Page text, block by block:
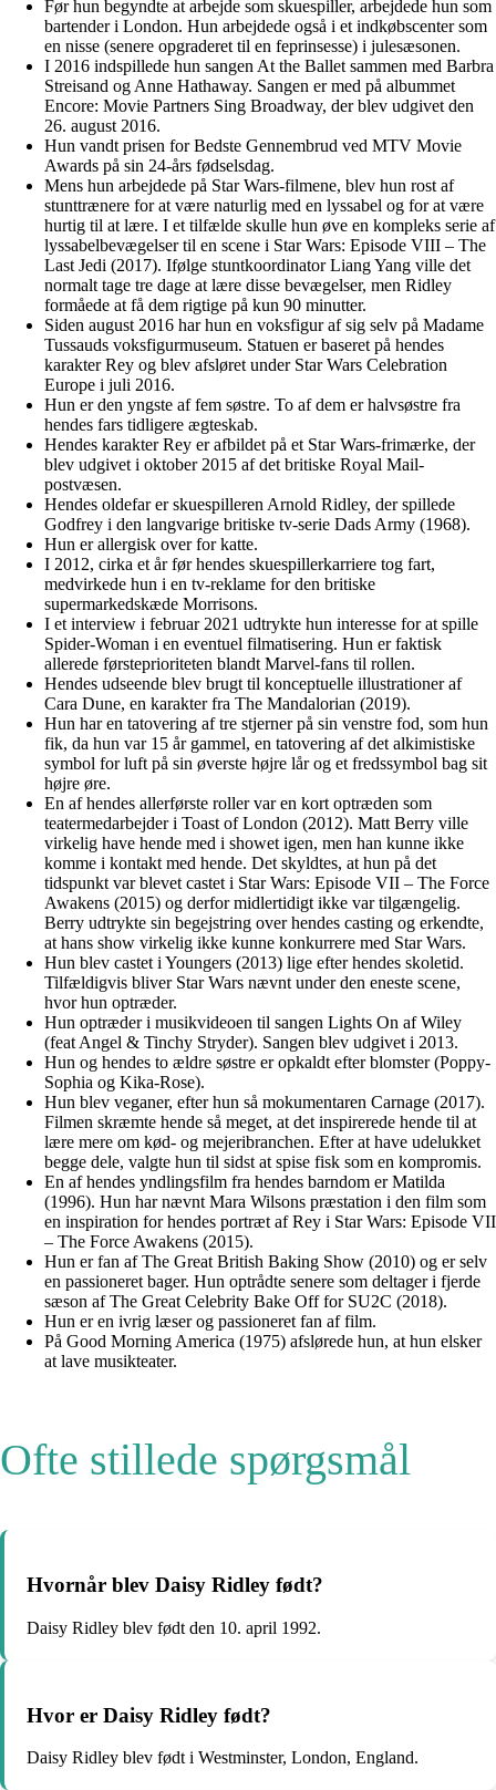
Før hun begyndte at arbejde som skuespiller, arbejdede hun som
bartender i London. Hun arbejdede også i et indkøbscenter som
en nisse (senere opgraderet til en feprinsesse) i julesæsonen.
I 2016 indspillede hun sangen At the Ballet sammen med Barbra
Streisand og Anne Hathaway. Sangen er med på albummet
Encore: Movie Partners Sing Broadway, der blev udgivet den
26. august 2016.
Hun vandt prisen for Bedste Gennembrud ved MTV Movie
Awards på sin 24-års fødselsdag.
Mens hun arbejdede på Star Wars-filmene, blev hun rost af
stunttrænere for at være naturlig med en lyssabel og for at være
hurtig til at lære. I et tilfælde skulle hun øve en kompleks serie af
lyssabelbevægelser til en scene i Star Wars: Episode VIII – The
Last Jedi (2017). Ifølge stuntkoordinator Liang Yang ville det
normalt tage tre dage at lære disse bevægelser, men Ridley
formåede at få dem rigtige på kun 90 minutter.
Siden august 2016 har hun en voksfigur af sig selv på Madame
Tussauds voksfigurmuseum. Statuen er baseret på hendes
karakter Rey og blev afsløret under Star Wars Celebration
Europe i juli 2016.
Hun er den yngste af fem søstre. To af dem er halvsøstre fra
hendes fars tidligere ægteskab.
Hendes karakter Rey er afbildet på et Star Wars-frimærke, der
blev udgivet i oktober 2015 af det britiske Royal Mail-
postvæsen.
Hendes oldefar er skuespilleren Arnold Ridley, der spillede
Godfrey i den langvarige britiske tv-serie Dads Army (1968).
Hun er allergisk over for katte.
I 2012, cirka et år før hendes skuespillerkarriere tog fart,
medvirkede hun i en tv-reklame for den britiske
supermarkedskæde Morrisons.
I et interview i februar 2021 udtrykte hun interesse for at spille
Spider-Woman i en eventuel filmatisering. Hun er faktisk
allerede førsteprioriteten blandt Marvel-fans til rollen.
Hendes udseende blev brugt til konceptuelle illustrationer af
Cara Dune, en karakter fra The Mandalorian (2019).
Hun har en tatovering af tre stjerner på sin venstre fod, som hun
fik, da hun var 15 år gammel, en tatovering af det alkimistiske
symbol for luft på sin øverste højre lår og et fredssymbol bag sit
højre øre.
En af hendes allerførste roller var en kort optræden som
teatermedarbejder i Toast of London (2012). Matt Berry ville
virkelig have hende med i showet igen, men han kunne ikke
komme i kontakt med hende. Det skyldtes, at hun på det
tidspunkt var blevet castet i Star Wars: Episode VII – The Force
Awakens (2015) og derfor midlertidigt ikke var tilgængelig.
Berry udtrykte sin begejstring over hendes casting og erkendte,
at hans show virkelig ikke kunne konkurrere med Star Wars.
Hun blev castet i Youngers (2013) lige efter hendes skoletid.
Tilfældigvis bliver Star Wars nævnt under den eneste scene,
hvor hun optræder.
Hun optræder i musikvideoen til sangen Lights On af Wiley
(feat Angel & Tinchy Stryder). Sangen blev udgivet i 2013.
Hun og hendes to ældre søstre er opkaldt efter blomster (Poppy-
Sophia og Kika-Rose).
Hun blev veganer, efter hun så mokumentaren Carnage (2017).
Filmen skræmte hende så meget, at det inspirerede hende til at
lære mere om kød- og mejeribranchen. Efter at have udelukket
begge dele, valgte hun til sidst at spise fisk som en kompromis.
En af hendes yndlingsfilm fra hendes barndom er Matilda
(1996). Hun har nævnt Mara Wilsons præstation i den film som
en inspiration for hendes portræt af Rey i Star Wars: Episode VII
– The Force Awakens (2015).
Hun er fan af The Great British Baking Show (2010) og er selv
en passioneret bager. Hun optrådte senere som deltager i fjerde
sæson af The Great Celebrity Bake Off for SU2C (2018).
Hun er en ivrig læser og passioneret fan af film.
På Good Morning America (1975) afslørede hun, at hun elsker
at lave musikteater.
Ofte stillede spørgsmål
Hvornår blev Daisy Ridley født?
Daisy Ridley blev født den 10. april 1992.
Hvor er Daisy Ridley født?
Daisy Ridley blev født i Westminster, London, England.